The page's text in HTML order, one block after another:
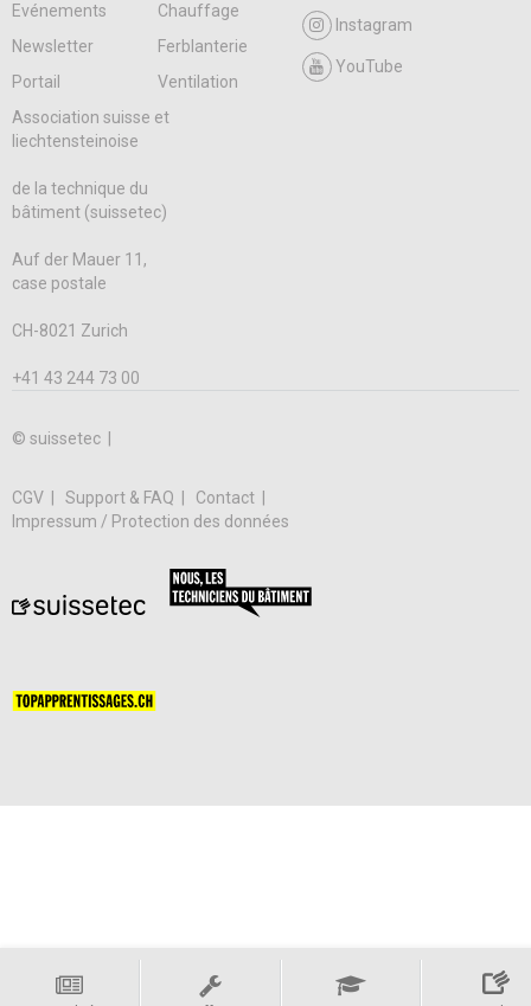
Evénements
Chauffage
Newsletter
Ferblanterie
Portail
Ventilation
Instagram
YouTube
Association suisse et
liechtensteinoise
de la technique du
bâtiment (suissetec)
Auf der Mauer 11,
case postale
CH-8021 Zurich
+41 43 244 73 00
© suissetec |
CGV Support & FAQ
Contact
Impressum / Protection des données